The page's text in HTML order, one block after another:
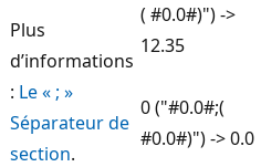
Plus
d’informations
: Le « ; »
Séparateur de
section.
( #0.0#)") ->
12.35
0 ("#0.0#;(
#0.0#)") -> 0.0